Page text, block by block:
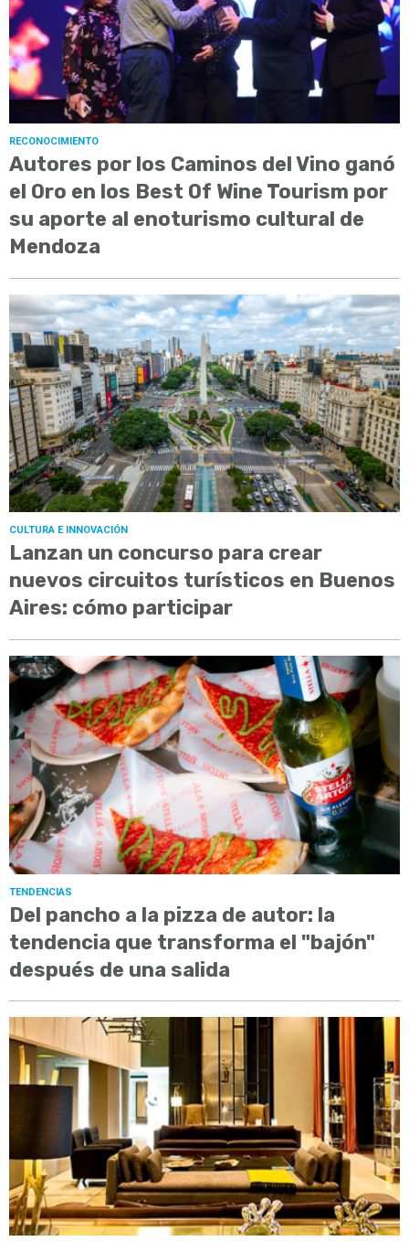
RECONOCIMIENTO
Autores por los Caminos del Vino ganó
el Oro en los Best Of Wine Tourism por
su aporte al enoturismo cultural de
Mendoza
CULTURA E INNOVACIÓN
Lanzan un concurso para crear
nuevos circuitos turísticos en Buenos
Aires: cómo participar
TENDENCIAS
Del pancho a la pizza de autor: la
tendencia que transforma el "bajón"
después de una salida